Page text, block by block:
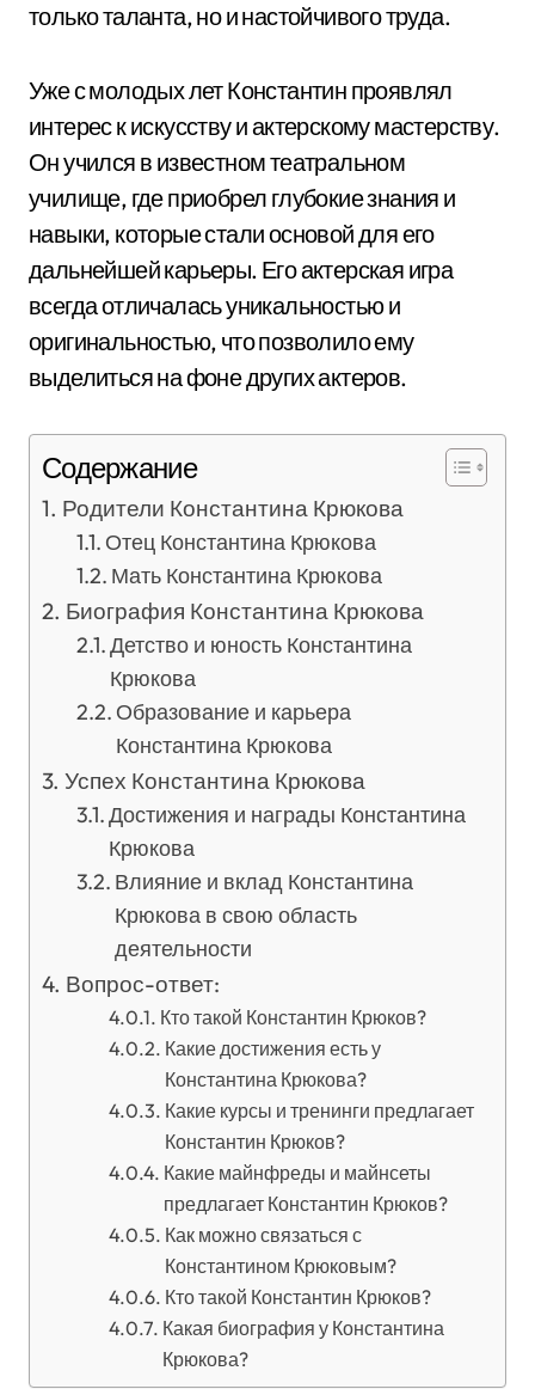
только таланта, но и настойчивого труда.
Уже с молодых лет Константин проявлял
интерес к искусству и актерскому мастерству.
Он учился в известном театральном
училище, где приобрел глубокие знания и
навыки, которые стали основой для его
дальнейшей карьеры. Его актерская игра
всегда отличалась уникальностью и
оригинальностью, что позволило ему
выделиться на фоне других актеров.
Содержание
Родители Константина Крюкова
Отец Константина Крюкова
Мать Константина Крюкова
Биография Константина Крюкова
Детство и юность Константина
Крюкова
Образование и карьера
Константина Крюкова
Успех Константина Крюкова
Достижения и награды Константина
Крюкова
Влияние и вклад Константина
Крюкова в свою область
деятельности
Вопрос-ответ:
Кто такой Константин Крюков?
Какие достижения есть у
Константина Крюкова?
Какие курсы и тренинги предлагает
Константин Крюков?
Какие майнфреды и майнсеты
предлагает Константин Крюков?
Как можно связаться с
Константином Крюковым?
Кто такой Константин Крюков?
Какая биография у Константина
Крюкова?